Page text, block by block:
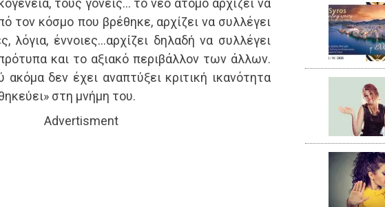
τους γονείς… το νέο άτομο αρχίζει να
τον κόσμο που βρέθηκε, αρχίζει να συλλέγει
λόγια, έννοιες…αρχίζει δηλαδή να συλλέγει
και το αξιακό περιβάλλον των άλλων.
δεν έχει αναπτύξει κριτική ικανότητα
στη μνήμη του.
Advertisment